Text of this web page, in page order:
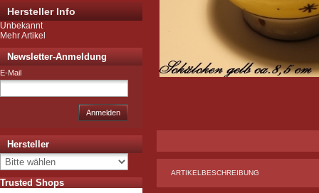
ARTIKELBESCHREIBUNG
Hersteller Info
Unbekannt
Mehr Artikel
Newsletter-Anmeldung
E-Mail
Anmelden
Hersteller
Trusted Shops